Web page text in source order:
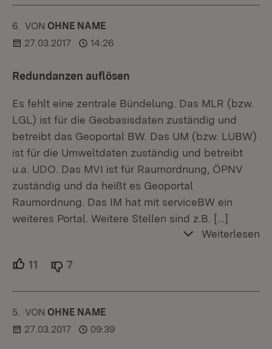
6. KOMMENTAR
VON :OHNE NAME
27.03.2017
14:26
Redundanzen auflösen
Es fehlt eine zentrale Bündelung. Das MLR (bzw.
LGL) ist für die Geobasisdaten zuständig und
betreibt das Geoportal BW. Das UM (bzw. LUBW)
ist für die Umweltdaten zuständig und betreibt
u.a. UDO. Das MVI ist für Raumordnung, ÖPNV
zuständig und da heißt es Geoportal
Raumordnung. Das IM hat mit serviceBW ein
weiteres Portal. Weitere Stellen sind z.B. […]
Weiterlesen
11 Unterstützer.
7
5. KOMMENTAR
VON :OHNE NAME
27.03.2017
09:39